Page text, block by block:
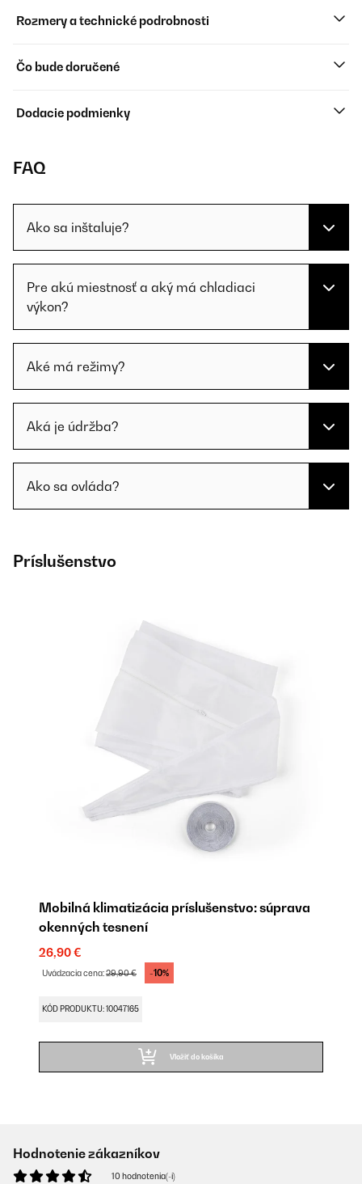
Rozmery a technické podrobnosti
Čo bude doručené
Dodacie podmienky
FAQ
Ako sa inštaluje?
Pre akú miestnosť a aký má chladiaci
výkon?
Aké má režimy?
Aká je údržba?
Ako sa ovláda?
Príslušenstvo
Mobilná klimatizácia príslušenstvo: súprava
okenných tesnení
26,90 €
Uvádzacia cena:29,90 € -10%
KÓD PRODUKTU: 10047165
Vložiť do košíka
Hodnotenie zákazníkov
10 hodnotenia(-í)